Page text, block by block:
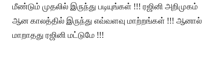
மீண்டும் முதலில் இருந்து படியுங்கள் !!! ரஜினி அறிமுகம்
ஆன காலத்தில் இருந்து எவ்வளவு மாற்றங்கள் !!! ஆனால்
மாறாதது ரஜினி மட்டுமே !!!